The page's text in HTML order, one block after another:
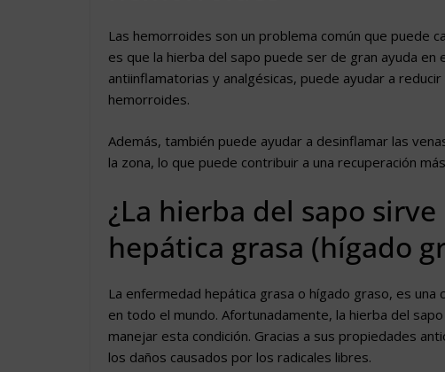
Las hemorroides son un problema común que puede
es que la hierba del sapo puede ser de gran ayuda
antiinflamatorias y analgésicas, puede ayudar a
hemorroides.
Además, también puede ayudar a desinflamar las
la zona, lo que puede contribuir a una recuperación
¿La hierba del sapo
hepática grasa (hígado
La enfermedad hepática grasa o hígado graso, es
en todo el mundo. Afortunadamente, la hierba del
manejar esta condición. Gracias a sus propiedades
los daños causados por los radicales libres.